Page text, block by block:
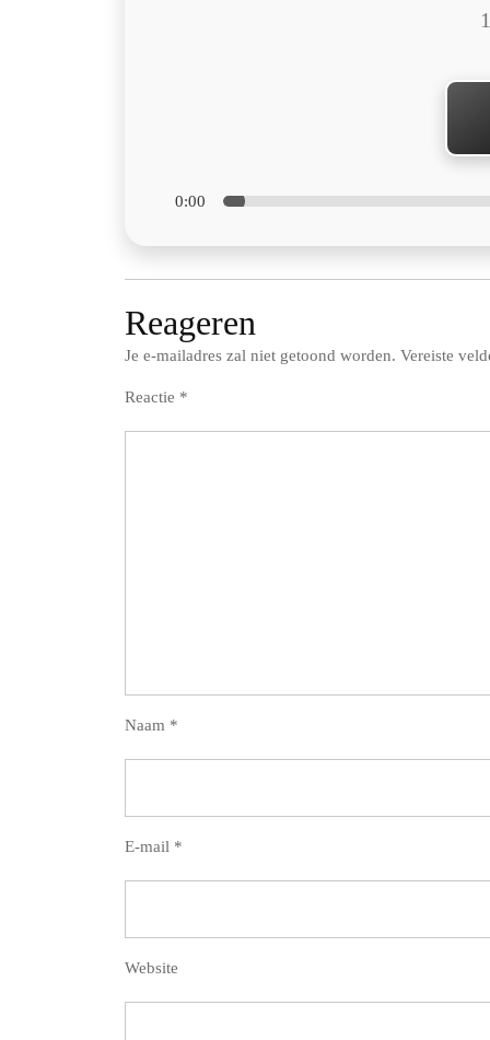
0:00
Reageren
Je e-mailadres zal niet getoond worden. Vereiste
Reactie *
Naam *
E-mail *
Website